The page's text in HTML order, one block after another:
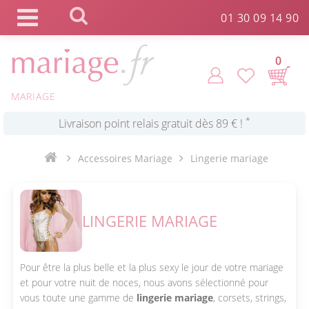
01 30 09 14 90
MARIAGE
0
Commande expédiée en 24h !*
Click and Collect en 2 H gratuit !
Livraison point relais gratuit dès 89 € !
Accessoires Mariage Lingerie mariage
LINGERIE MARIAGE
Pour être la plus belle et la plus sexy le jour de votre mariage
et pour votre nuit de noces, nous avons sélectionné pour
vous toute une gamme de lingerie mariage, corsets, strings,
Panneau de gestion des cookies